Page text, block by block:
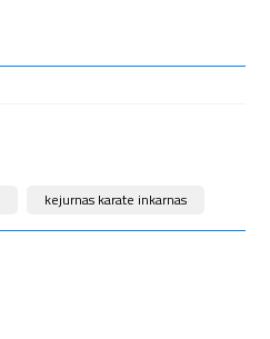
kejurnas karate inkarnas